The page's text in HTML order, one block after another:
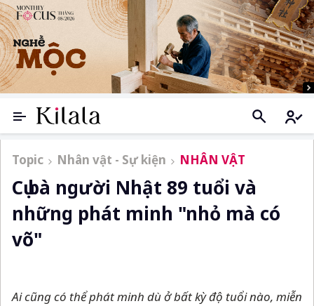
Topic Nhân vật - Sự kiện NHÂN VẬT
Cụ bà người Nhật 89 tuổi và
những phát minh "nhỏ mà có
võ"
Ai cũng có thể phát minh dù ở bất kỳ độ tuổi nào, miễn